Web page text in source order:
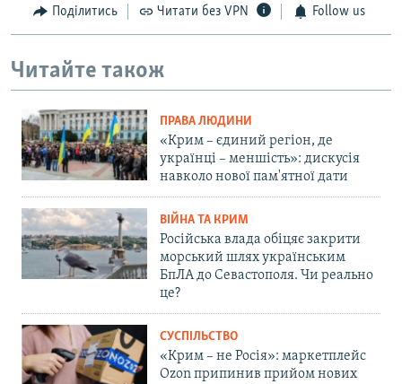
Поділитись Читати без VPN Follow us
Читайте також
ПРАВА ЛЮДИНИ
«Крим – єдиний регіон, де
українці – меншість»: дискусія
навколо нової пам'ятної дати
ВІЙНА ТА КРИМ
Російська влада обіцяє закрити
морський шлях українським
БпЛА до Севастополя. Чи реально
це?
СУСПІЛЬСТВО
«Крим – не Росія»: маркетплейс
Ozon припинив прийом нових